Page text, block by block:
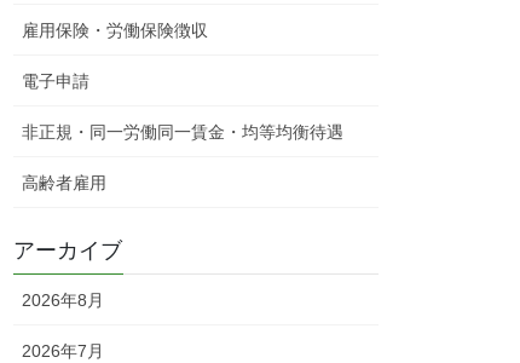
雇用保険・労働保険徴収
電子申請
非正規・同一労働同一賃金・均等均衡待遇
高齢者雇用
アーカイブ
2026年8月
2026年7月